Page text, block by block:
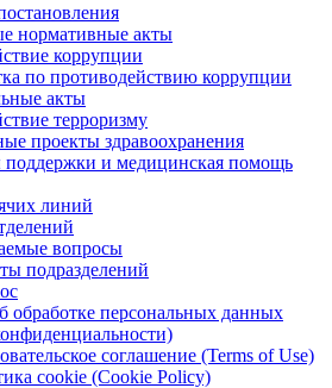
нормативные акты
коррупции
по противодействию коррупции
акты
терроризму
проекты здравоохранения
и медицинская помощь
линий
вопросы
подразделений
обработке персональных данных
соглашение (Terms of Use)
cookie (Cookie Policy)